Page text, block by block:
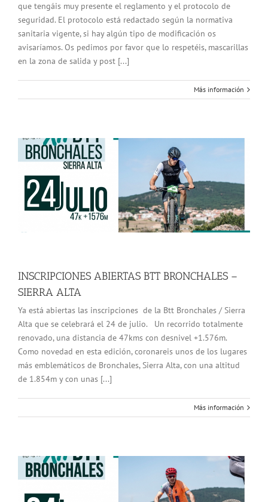
que tengáis muy presente el reglamento y el protocolo de
seguridad. El protocolo está redactado según la normativa
sanitaria vigente, si hay algún tipo de modificación os
avisaríamos. Os pedimos por favor que lo respetéis, mascarillas
en la zona de salida y post [...]
Más información
INSCRIPCIONES ABIERTAS BTT BRONCHALES –
SIERRA ALTA
Ya está abiertas las inscripciones de la Btt Bronchales / Sierra
Alta que se celebrará el 24 de julio. Un recorrido totalmente
renovado, una distancia de 47kms con desnivel +1.576m.
Como novedad en esta edición, coronareis unos de los lugares
más emblemáticos de Bronchales, Sierra Alta, con una altitud
de 1.854m y con unas [...]
Más información